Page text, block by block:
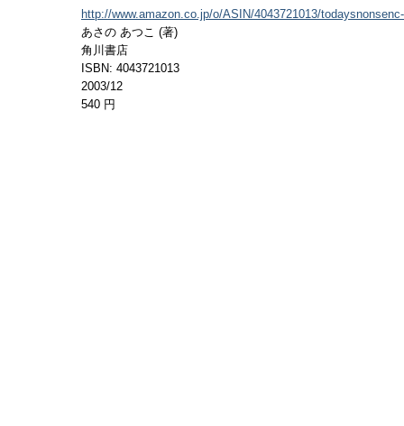
http://www.amazon.co.jp/o/ASIN/4043721013/
あさの あつこ (著)
角川書店
ISBN: 4043721013
2003/12
540 円